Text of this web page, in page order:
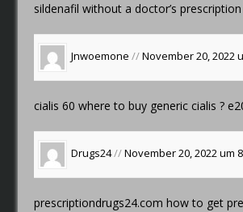
sildenafil without a doctor’s prescription
Jnwoemone //November 20, 2022
cialis 60where to buy generic cialis ?
Drugs24//November 20, 2022 um
prescriptiondrugs24.com how to get